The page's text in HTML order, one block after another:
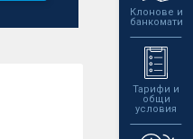
Клонове и
банкомати
Тарифи и
общи
условия